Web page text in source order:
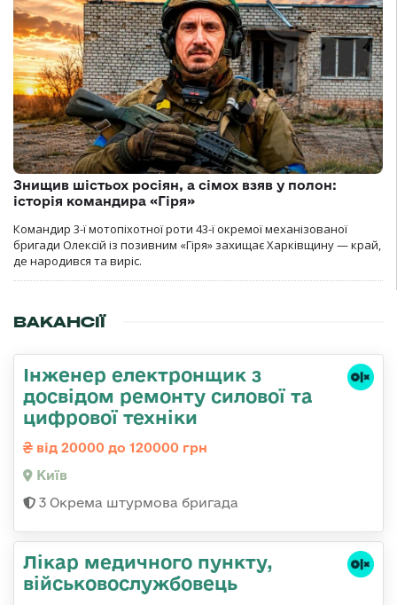
Знищив шістьох росіян, а сімох взяв у полон:
історія командира «Гіря»
Командир 3-ї мотопіхотної роти 43-ї окремої механізованої
бригади Олексій із позивним «Гіря» захищає Харківщину — край,
де народився та виріс.
ВАКАНСІЇ
Інженер електронщик з
досвідом ремонту силової та
цифрової техніки
від 20000 до 120000 грн
Київ
3 Окрема штурмова бригада
Лікар медичного пункту,
військовослужбовець